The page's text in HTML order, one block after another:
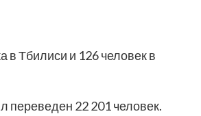
в Тбилиси и 126 человек в
переведен 22 201 человек.